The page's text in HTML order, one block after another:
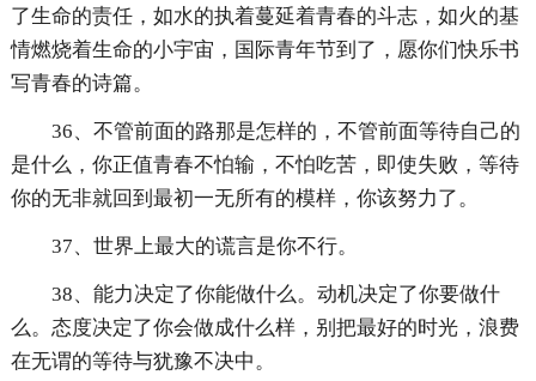
了生命的责任，如水的执着蔓延着青春的斗志，如火的基
情燃烧着生命的小宇宙，国际青年节到了，愿你们快乐书
写青春的诗篇。
36、不管前面的路那是怎样的，不管前面等待自己的
是什么，你正值青春不怕输，不怕吃苦，即使失败，等待
你的无非就回到最初一无所有的模样，你该努力了。
37、世界上最大的谎言是你不行。
38、能力决定了你能做什么。动机决定了你要做什
么。态度决定了你会做成什么样，别把最好的时光，浪费
在无谓的等待与犹豫不决中。